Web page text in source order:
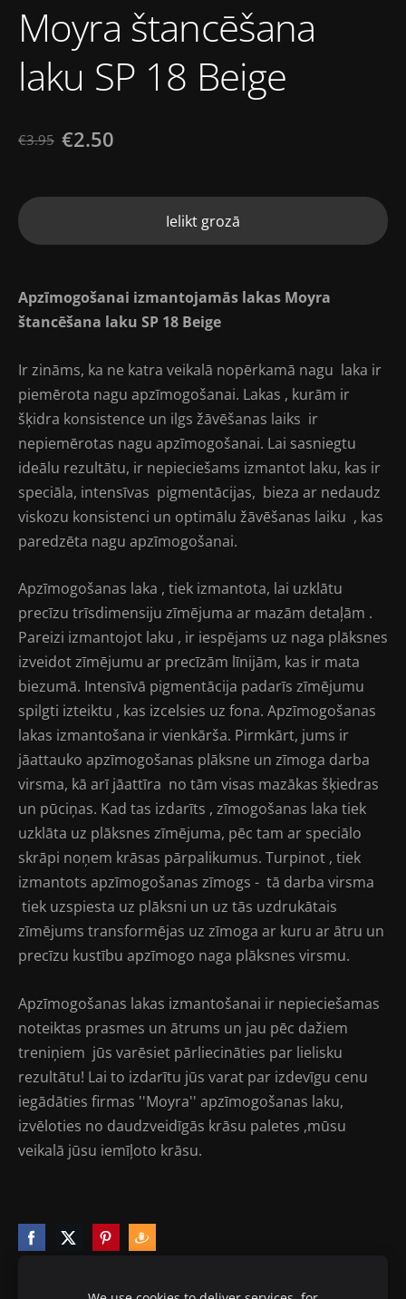
Moyra štancēšana
laku SP 18 Beige
€3.95 €2.50
Ielikt grozā
Apzīmogošanai izmantojamās lakas Moyra
štancēšana laku SP 18 Beige
Ir zināms, ka ne katra veikalā nopērkamā nagu laka ir
piemērota nagu apzīmogošanai. Lakas , kurām ir
šķidra konsistence un ilgs žāvēšanas laiks ir
nepiemērotas nagu apzīmogošanai. Lai sasniegtu
ideālu rezultātu, ir nepieciešams izmantot laku, kas ir
speciāla, intensīvas pigmentācijas, bieza ar nedaudz
viskozu konsistenci un optimālu žāvēšanas laiku , kas
paredzēta nagu apzīmogošanai.
Apzīmogošanas laka , tiek izmantota, lai uzklātu
precīzu trīsdimensiju zīmējuma ar mazām detaļām .
Pareizi izmantojot laku , ir iespējams uz naga plāksnes
izveidot zīmējumu ar precīzām līnijām, kas ir mata
biezumā. Intensīvā pigmentācija padarīs zīmējumu
spilgti izteiktu , kas izcelsies uz fona. Apzīmogošanas
lakas izmantošana ir vienkārša. Pirmkārt, jums ir
jāattauko apzīmogošanas plāksne un zīmoga darba
virsma, kā arī jāattīra no tām visas mazākas šķiedras
un pūciņas. Kad tas izdarīts , zīmogošanas laka tiek
uzklāta uz plāksnes zīmējuma, pēc tam ar speciālo
skrāpi noņem krāsas pārpalikumus. Turpinot , tiek
izmantots apzīmogošanas zīmogs - tā darba virsma
tiek uzspiesta uz plāksni un uz tās uzdrukātais
zīmējums transformējas uz zīmoga ar kuru ar ātru un
precīzu kustību apzīmogo naga plāksnes virsmu.
Apzīmogošanas lakas izmantošanai ir nepieciešamas
noteiktas prasmes un ātrums un jau pēc dažiem
treniņiem jūs varēsiet pārliecināties par lielisku
rezultātu! Lai to izdarītu jūs varat par izdevīgu cenu
iegādāties firmas ''Moyra'' apzīmogošanas laku,
izvēloties no daudzveidīgās krāsu paletes ,mūsu
veikalā jūsu iemīļoto krāsu.